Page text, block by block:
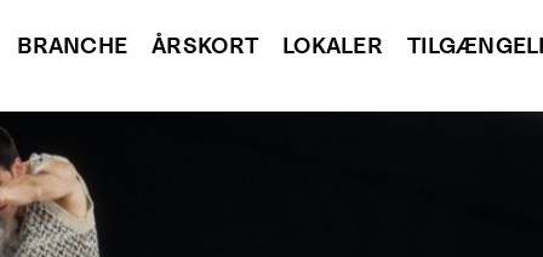
BRANCHE ÅRSKORT LOKALER